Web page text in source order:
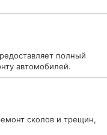
полный
автомобилей.
сколов и трещин,